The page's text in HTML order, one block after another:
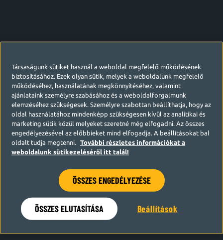
Hamarosan visszatérünk
Társaságunk sütiket használ a weboldal megfelelő működésének
biztosításához. Ezek olyan sütik, melyek a weboldalunk megfelelő
működéséhez, használatának megkönnyítéséhez, valamint
ajánlataink személyre szabásához és a weboldalforgalmunk
elemzéséhez szükségesek. Személyre szabottan beállíthatja, hogy az
oldal használatához mindenképp szükségesen kívül az analitikai és
marketing sütik közül melyeket szeretné még elfogadni. Az összes
engedélyezésével az előbbieket mind elfogadja. A beállításokat bal
oldalt tudja megtenni.
További részletes információkat a
weboldalunk sütikezeléséről itt talál!
ÖSSZES ENGEDÉLYEZÉSE
ÖSSZES ELUTASÍTÁSA Beállítások